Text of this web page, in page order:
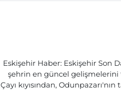
Eskişehir Haber: Eskişehir Son
şehrin en güncel gelişmelerini
Çayı kıyısından,